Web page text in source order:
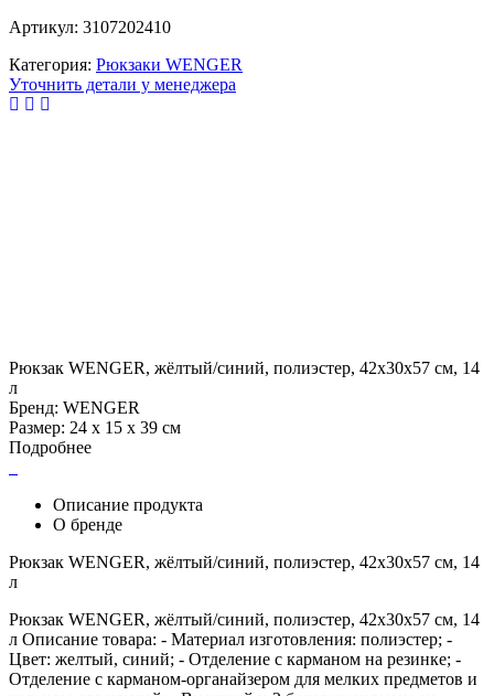
Артикул: 3107202410
Категория: Рюкзаки WENGER
Уточнить детали у менеджера
Рюкзак WENGER, жёлтый/синий, полиэстер, 42x30x57 см, 14
л
Бренд: WENGER
Размер: 24 х 15 х 39 см
Подробнее
Описание продукта
О бренде
Рюкзак WENGER, жёлтый/синий, полиэстер, 42x30x57 см, 14
л
Рюкзак WENGER, жёлтый/синий, полиэстер, 42x30x57 см, 14
л Описание товара: - Материал изготовления: полиэстер; -
Цвет: желтый, синий; - Отделение с карманом на резинке; -
Отделение с карманом-органайзером для мелких предметов и